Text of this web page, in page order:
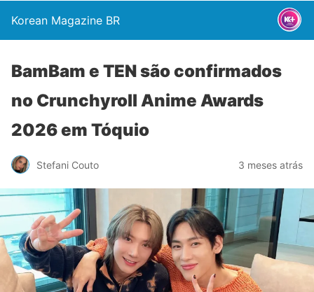
Korean Magazine BR
BamBam e TEN são confirmados
no Crunchyroll Anime Awards
2026 em Tóquio
Stefani Couto 3 meses atrás